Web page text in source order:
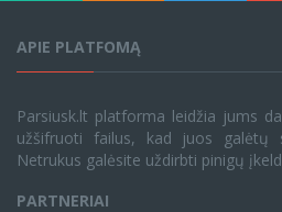
APIE PLATFOMĄ
Parsiusk.lt platforma leidžia jums
užšifruoti failus, kad juos galėtų
Netrukus galėsite uždirbti pinigų
PARTNERIAI